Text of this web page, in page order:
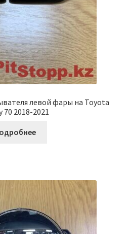
левой фары на Toyota
70 2018-2021